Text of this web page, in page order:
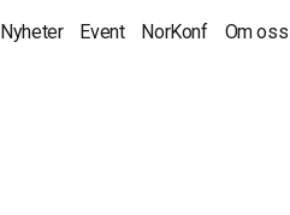
Nyheter Event NorKonf Om oss